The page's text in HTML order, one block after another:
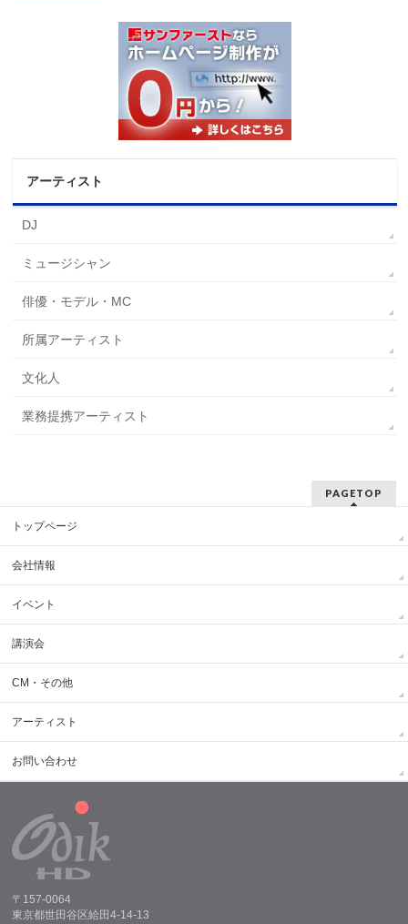
アーティスト
DJ
ミュージシャン
俳優・モデル・MC
所属アーティスト
文化人
業務提携アーティスト
PAGETOP
トップページ
会社情報
イベント
講演会
CM・その他
アーティスト
お問い合わせ
〒157-0064
東京都世田谷区給田4-14-13